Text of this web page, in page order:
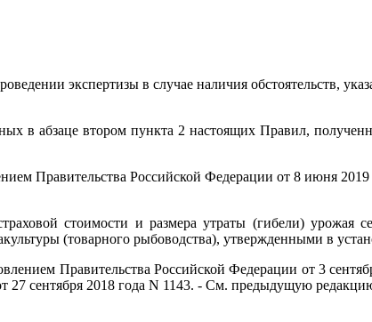
экспертизы в случае наличия обстоятельств,
в абзаце втором пункта 2 настоящих Правил,
Правительства Российской Федерации от 8 июня
стоимости и размера утраты (гибели) урожая
(товарного рыбоводства), утвержденными в
Правительства Российской Федерации от 3
27 сентября 2018 года N 1143. - См. предыдущую